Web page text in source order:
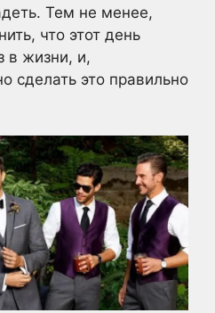
Тем не менее,
что этот день
в жизни, и,
сделать это правильно